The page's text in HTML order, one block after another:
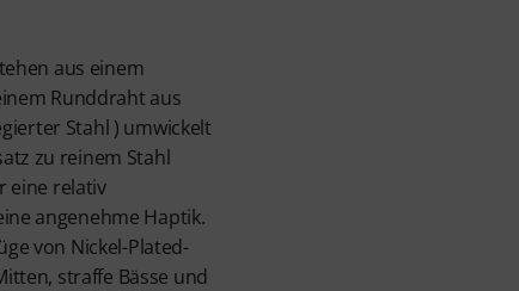
aus einem
Runddraht aus
Stahl ) umwickelt
zu reinem Stahl
eine relativ
angenehme Haptik.
von Nickel-Plated-
straffe Bässe und